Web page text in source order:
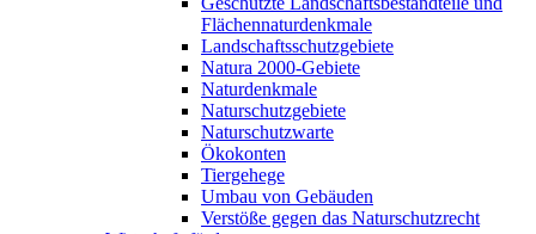
Flächennaturdenkmale
Landschaftsschutzgebiete
Natura 2000-Gebiete
Naturdenkmale
Naturschutzgebiete
Naturschutzwarte
Ökokonten
Tiergehege
Umbau von Gebäuden
Verstöße gegen das Naturschutzrecht